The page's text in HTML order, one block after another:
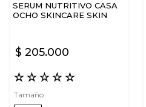
SERUM NUTRITIVO CASA
OCHO SKINCARE SKIN
$ 205.000
☆☆☆☆☆
Tamaño